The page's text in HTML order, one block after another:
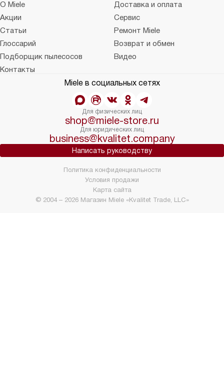
О Miele
Доставка и оплата
Акции
Сервис
Статьи
Ремонт Miele
Глоссарий
Возврат и обмен
Подборщик пылесосов
Видео
Контакты
Miele в социальных сетях
Для физических лиц
shop@miele-store.ru
Для юридических лиц
business@kvalitet.company
Написать руководству
© 2004 – 2026 Магазин Miele «Kvalitet Trade, LLC»
Политика конфиденциальности
Условия продажи
Карта сайта